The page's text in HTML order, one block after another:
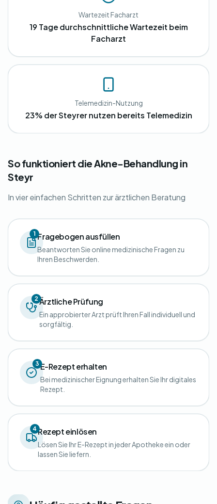
Wartezeit Facharzt
19 Tage durchschnittliche Wartezeit beim
Facharzt
Telemedizin-Nutzung
23% der Steyrer nutzen bereits Telemedizin
So funktioniert die Akne-Behandlung in
Steyr
In vier einfachen Schritten zur ärztlichen Beratung
1 Fragebogen ausfüllen
Beantworten Sie online medizinische Fragen zu
Ihren Beschwerden.
2Ärztliche Prüfung
Ein approbierter Arzt prüft Ihren Fall individuell und
sorgfältig.
3E-Rezept erhalten
Bei medizinischer Eignung erhalten Sie Ihr digitales
Rezept.
4Rezept einlösen
Lösen Sie Ihr E-Rezept in jeder Apotheke ein oder
lassen Sie liefern.